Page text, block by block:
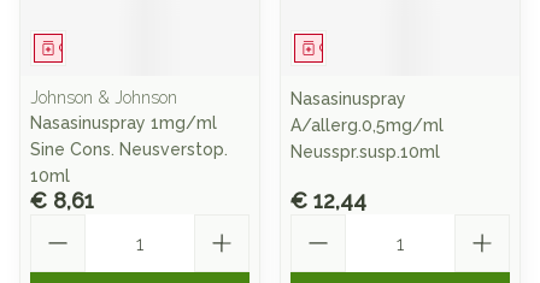
Geneesmiddel
Johnson & Johnson
Nasasinuspray 1mg/ml
Sine Cons. Neusverstop.
10ml
€ 8,61
Geneesmiddel
Nasasinuspray
A/allerg.0,5mg/ml
Neusspr.susp.10ml
€ 12,44